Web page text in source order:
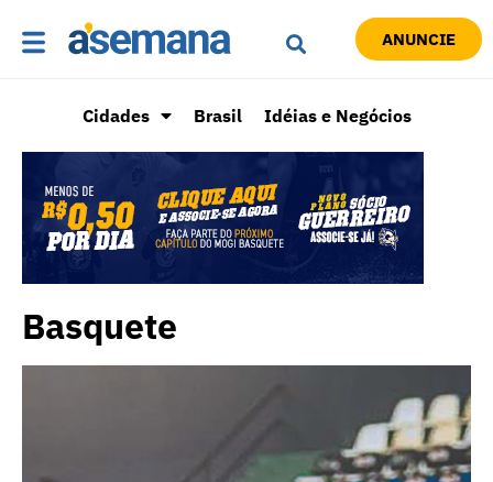
ANUNCIE
Cidades Brasil Idéias e Negócios
Basquete